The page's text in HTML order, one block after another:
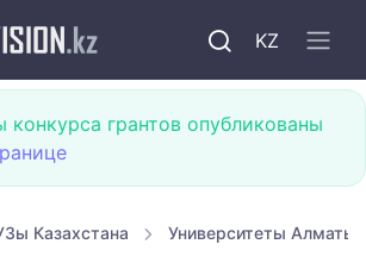
KZ
конкурса грантов опубликованы
Казахстана Университеты Алматы